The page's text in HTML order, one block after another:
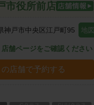
市役所前店
神戸市中央区江戸町95 地図
店舗ページをご確認ください
の店舗で予約する